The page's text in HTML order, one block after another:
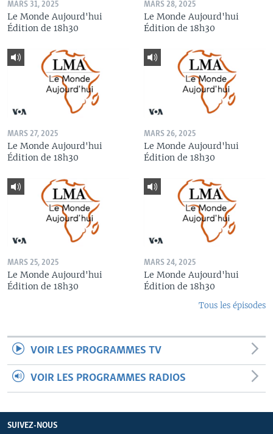
MARS 31, 2025
Le Monde Aujourd'hui
Édition de 18h30
MARS 28, 2025
Le Monde Aujourd'hui
Édition de 18h30
MARS 27, 2025
Le Monde Aujourd'hui
Édition de 18h30
MARS 26, 2025
Le Monde Aujourd'hui
Édition de 18h30
MARS 25, 2025
Le Monde Aujourd'hui
Édition de 18h30
MARS 24, 2025
Le Monde Aujourd'hui
Édition de 18h30
Tous les épisodes
VOIR LES PROGRAMMES TV
VOIR LES PROGRAMMES RADIOS
SUIVEZ-NOUS